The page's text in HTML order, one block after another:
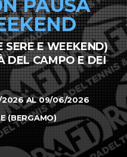
PAUSA
SERE E WEEKEND)
DEL CAMPO E DEI
2026 AL 09/06/2026
(BERGAMO)